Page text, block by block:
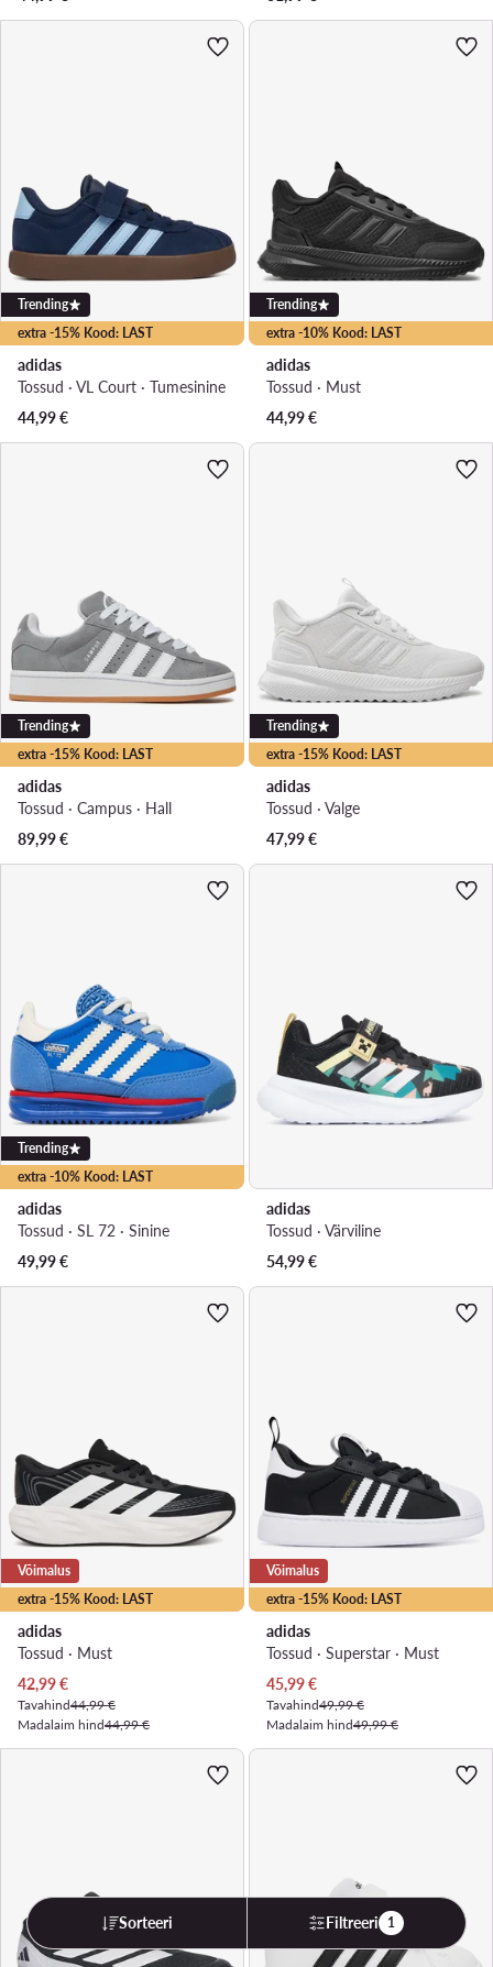
extra -15% Kood: LAST
Trending
adidas
Tossud · VL Court · Tumesinine
44,99€
extra -10% Kood: LAST
Trending
adidas
Tossud · Must
44,99€
extra -15% Kood: LAST
Trending
adidas
Tossud · Campus · Hall
89,99€
extra -15% Kood: LAST
Trending
adidas
Tossud · Valge
47,99€
extra -10% Kood: LAST
Trending
adidas
Tossud · SL 72 · Sinine
49,99€
adidas
Tossud · Värviline
54,99€
extra -15% Kood: LAST
Võimalus
adidas
Tossud · Must
Praegune hind
42,99€
Tavahind44,99 €
Madalaim hind44,99 €
extra -15% Kood: LAST
Võimalus
adidas
Tossud · Superstar · Must
Praegune hind
45,99€
Tavahind49,99 €
Madalaim hind49,99 €
Sorteeri Filtreeri 1